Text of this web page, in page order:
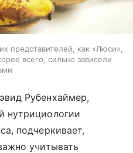
представителей, как «Люси»,
всего, сильно зависели
Рубенхаймер,
нутрициологии
подчеркивает,
учитывать